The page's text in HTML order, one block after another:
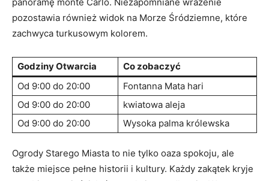
pozostawia również widok na Morze Śródziemne, które
zachwyca turkusowym kolorem.
Godziny Otwarcia
Co zobaczyć
Od 9:00⁣ do‍ 20:00
Fontanna Mata hari
Od‍ 9:00 do 20:00
kwiatowa aleja
Od 9:00 do ⁤20:00
Wysoka palma ⁢królewska
Ogrody Starego Miasta to⁣ nie tylko oaza ​spokoju, ale
także miejsce pełne historii i kultury. Każdy zakątek​ kryje